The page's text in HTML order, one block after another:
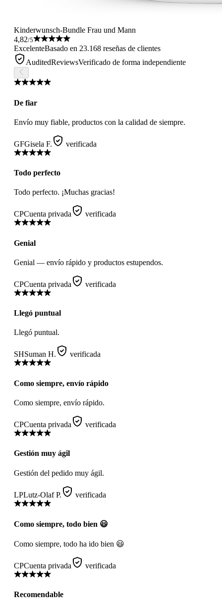
Kinderwunsch-Bundle Frau und Mann
4,82/5
ExcelenteBasado en 23.168 reseñas de clientes
AuditedReviewsVerificado de forma independiente
De fiar
Envío muy fiable, productos con la calidad de siempre.
GFGisela F. verificada
Todo perfecto
Todo perfecto. ¡Muchas gracias!
CPCuenta privada verificada
Genial
Genial — envío rápido y productos estupendos.
CPCuenta privada verificada
Llegó puntual
Llegó puntual.
SHSuman H. verificada
Como siempre, envío rápido
Como siempre, envío rápido.
CPCuenta privada verificada
Gestión muy ágil
Gestión del pedido muy ágil.
LPLutz-Olaf P. verificada
Como siempre, todo bien 😃
Como siempre, todo ha ido bien 😃
CPCuenta privada verificada
Recomendable